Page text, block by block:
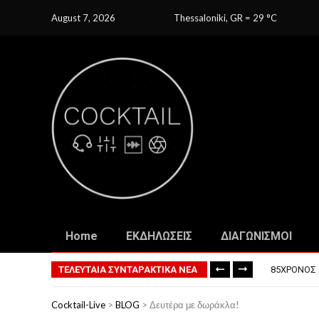
August 7, 2026 Thessaloniki, GR = 29 C
Home ΕΚΔΗΛΩΣΕΙΣ ΔΙΑΓΩΝΙΣΜΟΙ
ΤΕΛΕΥΤΑΙΑ ΣΥΝΤΑΡΑΚΤΙΚΑ ΝΕΑ
ΤΟ ΠΡΏΤΟ
ΦΟΒΕΡΆ
85ΧΡΟΝΟΣ
Cocktail-Live > BLOG > Δευτέρα με δωράκλα!